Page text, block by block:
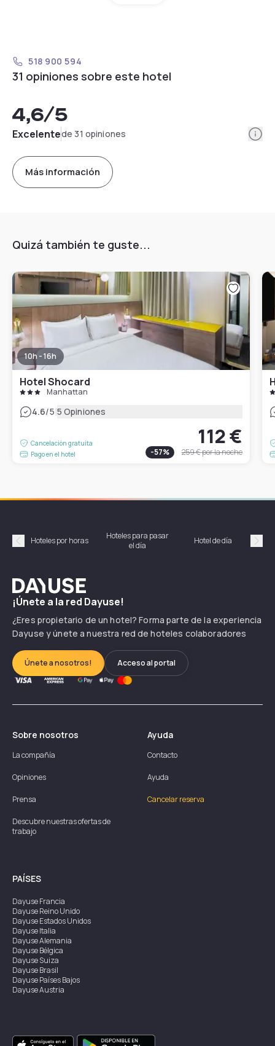
518 900 594
31 opiniones sobre este hotel
4,6/5
Excelentede 31 opiniones
Más información
Quizá también te guste...
10h - 16h
Hotel Shocard
Manhattan
4.6/5|5 Opiniones
Cancelación gratuita
Pago en el hotel
112 €
-57% 259 €por la noche
Précédent
Hoteles por horas
Hoteles para pasar
el día
Hotel de día
Dayuse
¡Únete a la red Dayuse!
¿Eres propietario de un hotel? Forma parte de la experiencia
Dayuse y únete a nuestra red de hoteles colaboradores
Únete a nosotros! Acceso al portal
Sobre nosotros
La compañía
Opiniones
Prensa
Descubre nuestras ofertas de
trabajo
Ayuda
Contacto
Ayuda
Cancelar reserva
PAÍSES
DayuseFrancia
DayuseReino Unido
DayuseEstados Unidos
DayuseItalia
DayuseAlemania
DayuseBélgica
DayuseSuiza
DayuseBrasil
DayusePaíses Bajos
DayuseAustria
DayuseSingapur